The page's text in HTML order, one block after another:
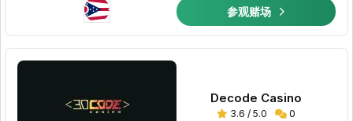
参观赌场
Decode Casino
3.6 / 5.0 0